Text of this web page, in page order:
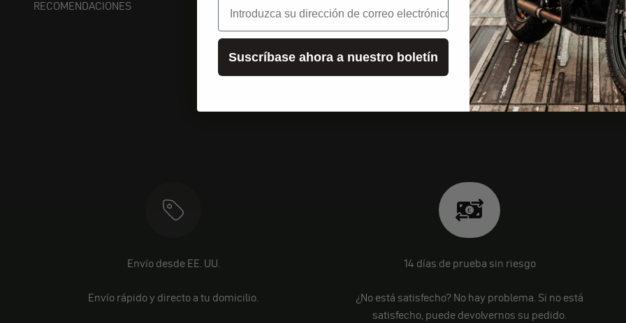
RECOMENDACIONES
Envío desde EE. UU.
Envío rápido y directo a tu domicilio.
14 días de prueba sin riesgo
¿No está satisfecho? No hay problema. Si no está
satisfecho, puede devolvernos su pedido.
Suscríbase ahora a nuestro boletín